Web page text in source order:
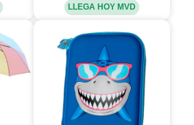
LLEGA HOY MVD